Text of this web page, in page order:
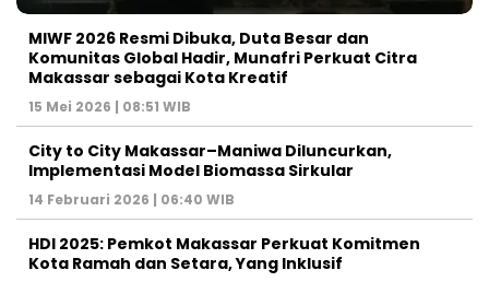
MIWF 2026 Resmi Dibuka, Duta Besar dan
Komunitas Global Hadir, Munafri Perkuat Citra
Makassar sebagai Kota Kreatif
15 Mei 2026 | 08:51 WIB
City to City Makassar–Maniwa Diluncurkan,
Implementasi Model Biomassa Sirkular
14 Februari 2026 | 06:40 WIB
HDI 2025: Pemkot Makassar Perkuat Komitmen
Kota Ramah dan Setara, Yang Inklusif